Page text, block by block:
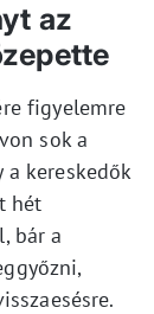
az
figyelemre
sok a
kereskedők
hét
bár a